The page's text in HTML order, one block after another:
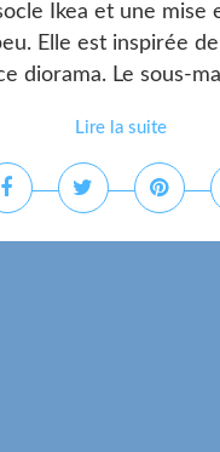
Ikea et une mise
Elle est inspirée
diorama. Le sous-
Lire la suite